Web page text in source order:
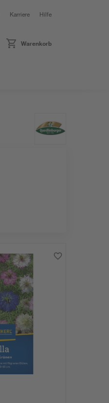
Karriere Hilfe
Warenkorb